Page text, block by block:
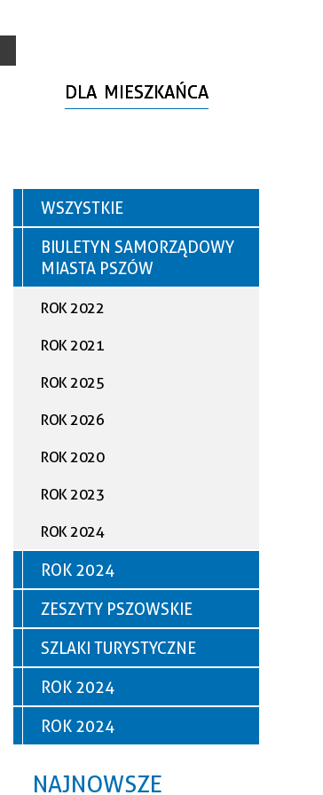
DLA MIESZKAŃCA
WSZYSTKIE
BIULETYN SAMORZĄDOWY
MIASTA PSZÓW
ROK 2022
ROK 2021
ROK 2025
ROK 2026
ROK 2020
ROK 2023
ROK 2024
ROK 2024
ZESZYTY PSZOWSKIE
SZLAKI TURYSTYCZNE
ROK 2024
ROK 2024
NAJNOWSZE